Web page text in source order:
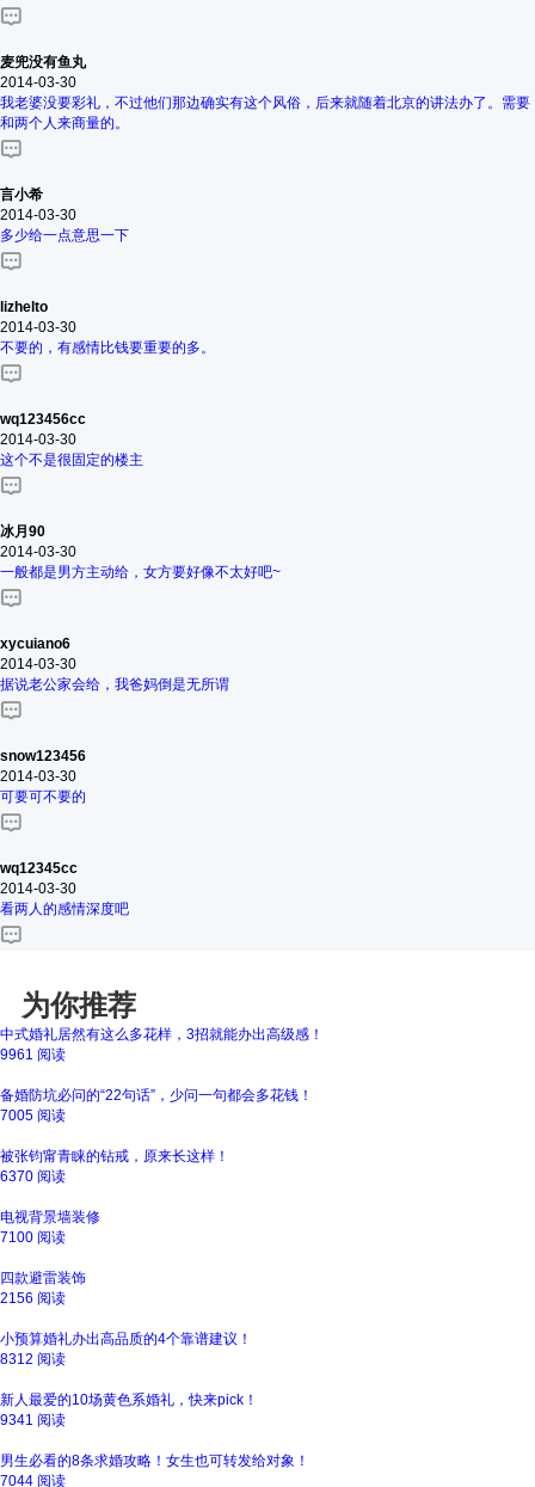
麦兜没有鱼丸
2014-03-30
我老婆没要彩礼，不过他们那边确实有这个风俗，后来就随着北京的讲法办了。需要
和两个人来商量的。
言小希
2014-03-30
多少给一点意思一下
lizhelto
2014-03-30
不要的，有感情比钱要重要的多。
wq123456cc
2014-03-30
这个不是很固定的楼主
冰月90
2014-03-30
一般都是男方主动给，女方要好像不太好吧~
xycuiano6
2014-03-30
据说老公家会给，我爸妈倒是无所谓
snow123456
2014-03-30
可要可不要的
wq12345cc
2014-03-30
看两人的感情深度吧
为你推荐
中式婚礼居然有这么多花样，3招就能办出高级感！
9961 阅读
备婚防坑必问的“22句话”，少问一句都会多花钱！
7005 阅读
被张钧甯青睐的钻戒，原来长这样！
6370 阅读
电视背景墙装修
7100 阅读
四款避雷装饰
2156 阅读
小预算婚礼办出高品质的4个靠谱建议！
8312 阅读
新人最爱的10场黄色系婚礼，快来pick！
9341 阅读
男生必看的8条求婚攻略！女生也可转发给对象！
7044 阅读